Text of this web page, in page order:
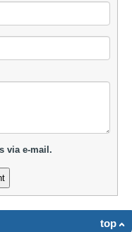
via e-mail.
top